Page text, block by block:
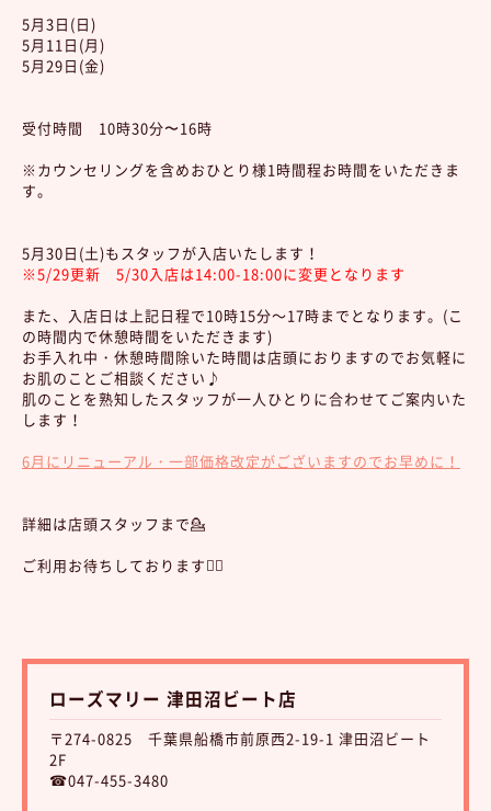
5月3日(日)
5月11日(月)
5月29日(金)
受付時間 10時30分〜16時
※カウンセリングを含めおひとり様1時間程お時間をいただきま
す。
5月30日(土)もスタッフが入店いたします！
※5/29更新 5/30入店は14:00-18:00に変更となります
また、入店日は上記日程で10時15分～17時までとなります。(こ
の時間内で休憩時間をいただきます)
お手入れ中・休憩時間除いた時間は店頭におりますのでお気軽に
お肌のことご相談ください♪
肌のことを熟知したスタッフが一人ひとりに合わせてご案内いた
します！
6月にリニューアル・一部価格改定がございますのでお早めに！
詳細は店頭スタッフまで💁
ご利用お待ちしております💆‍♀️
ローズマリー 津田沼ビート店
〒274-0825 千葉県船橋市前原西2-19-1 津田沼ビート
2F
☎047-455-3480